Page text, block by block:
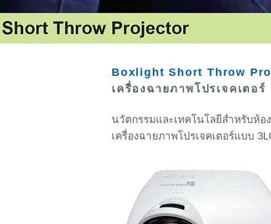
Boxlight Short Throw
เครื่องฉายภาพโปรเจคเตอ
นวัตกรรมและเทคโนโลยีสำหรับห้อ
เครื่องฉายภาพโปรเจคเตอร์แบบ